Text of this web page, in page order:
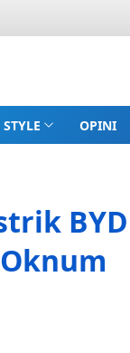
STYLE OPINI
BYD